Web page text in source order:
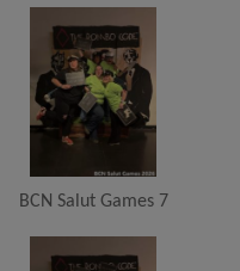
BCN Salut Games 7